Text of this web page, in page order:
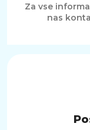
Za vse
nas